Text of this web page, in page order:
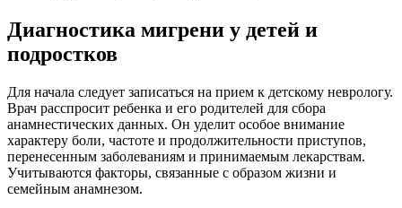
Диагностика мигрени у детей и
подростков
Для начала следует записаться на прием к детскому неврологу.
Врач расспросит ребенка и его родителей для сбора
анамнестических данных. Он уделит особое внимание
характеру боли, частоте и продолжительности приступов,
перенесенным заболеваниям и принимаемым лекарствам.
Учитываются факторы, связанные с образом жизни и
семейным анамнезом.